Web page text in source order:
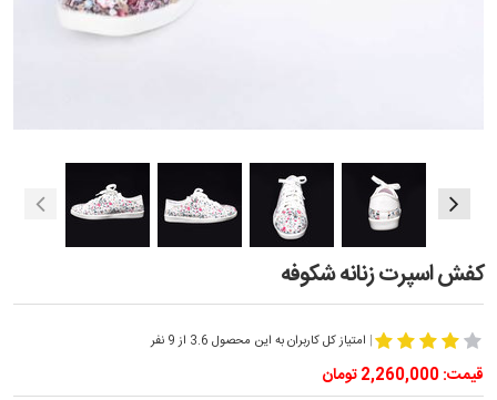
کفش اسپرت زنانه شکوفه
| امتیاز کل کاربران به این محصول 3.6 از 9 نفر
قیمت: 2,260,000 تومان